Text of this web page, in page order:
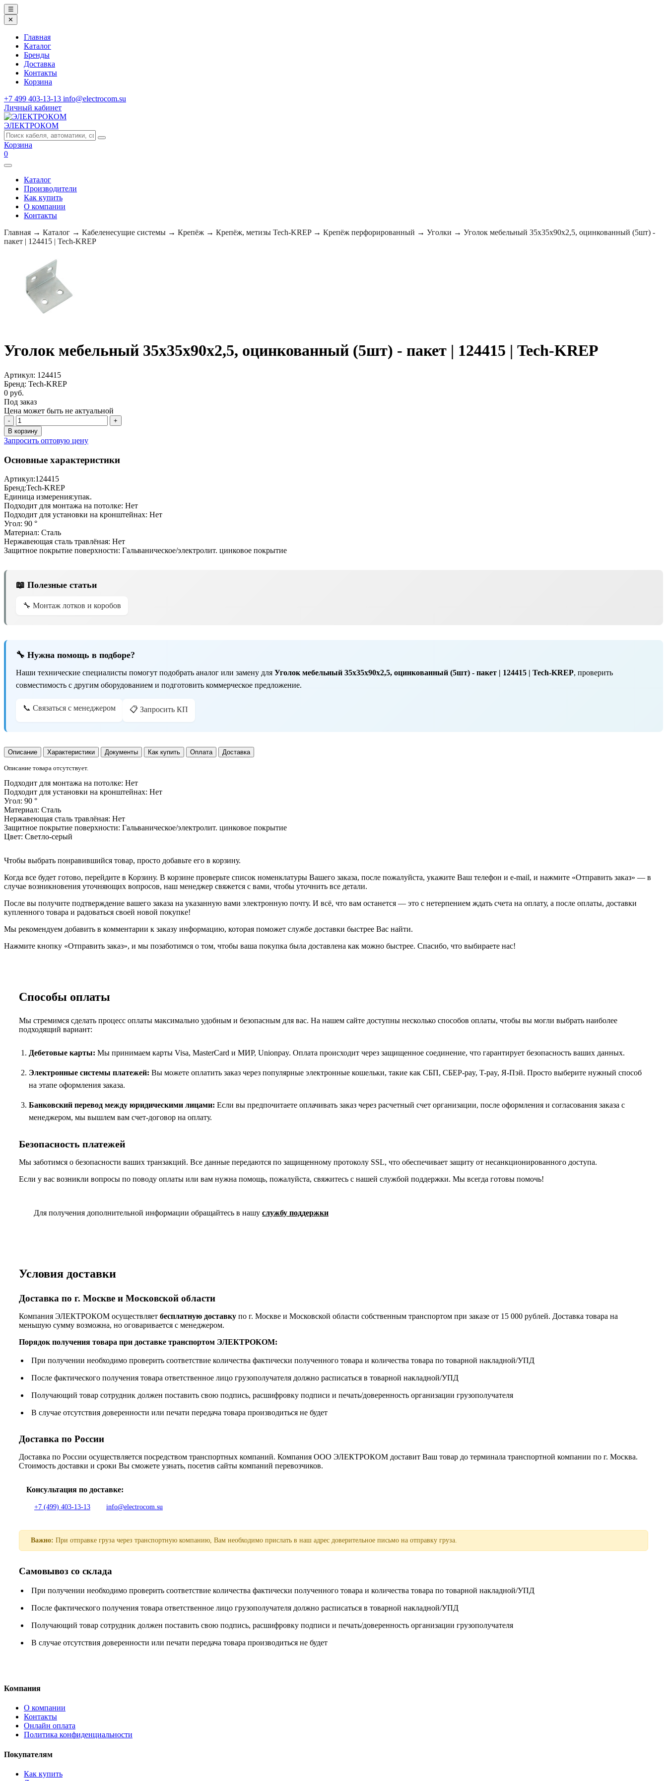
☰
✕
Главная
Каталог
Бренды
Доставка
Контакты
Корзина
+7 499 403-13-13 info@electrocom.su
Личный кабинет
ЭЛЕКТРОКОМ
Корзина
0
Каталог
Производители
Как купить
О компании
Контакты
Главная → Каталог → Кабеленесущие системы → Крепёж → Крепёж, метизы Tech-KREP→ Крепёж перфорированный → Уголки → Уголок мебельный 35х35х90х2,5, оцинкованный (5шт) -
пакет | 124415 | Tech-KREP
Уголок мебельный 35х35х90х2,5, оцинкованный (5шт) - пакет | 124415 | Tech-KREP
Артикул: 124415
Бренд: Tech-KREP
0 руб.
Под заказ
Цена может быть не актуальной
-
+
В корзину
Запросить оптовую цену
Основные характеристики
Артикул:124415
Бренд:Tech-KREP
Единица измерения:упак.
Подходит для монтажа на потолке: Нет
Подходит для установки на кронштейнах: Нет
Угол: 90 °
Материал: Сталь
Нержавеющая сталь травлёная: Нет
Защитное покрытие поверхности: Гальваническое/электролит. цинковое покрытие
📖 Полезные статьи
🔧 Монтаж лотков и коробов
🔧 Нужна помощь в подборе?
Наши технические специалисты помогут подобрать аналог или замену для Уголок мебельный 35х35х90х2,5, оцинкованный (5шт) - пакет | 124415 | Tech-KREP, проверить
совместимость с другим оборудованием и подготовить коммерческое предложение.
📞 Связаться с менеджером 📋 Запросить КП
Описание Характеристики Документы Как купить Оплата Доставка
Описание товара отсутствует.
Подходит для монтажа на потолке: Нет
Подходит для установки на кронштейнах: Нет
Угол: 90 °
Материал: Сталь
Нержавеющая сталь травлёная: Нет
Защитное покрытие поверхности: Гальваническое/электролит. цинковое покрытие
Цвет: Светло-серый
Чтобы выбрать понравившийся товар, просто добавьте его в корзину.
Когда все будет готово, перейдите в Корзину. В корзине проверьте список номенклатуры Вашего заказа, после пожалуйста, укажите Ваш телефон и e-mail, и нажмите «Отправить заказ» — в
случае возникновения уточняющих вопросов, наш менеджер свяжется с вами, чтобы уточнить все детали.
После вы получите подтверждение вашего заказа на указанную вами электронную почту. И всё, что вам останется — это с нетерпением ждать счета на оплату, а после оплаты, доставки
купленного товара и радоваться своей новой покупке!
Мы рекомендуем добавить в комментарии к заказу информацию, которая поможет службе доставки быстрее Вас найти.
Нажмите кнопку «Отправить заказ», и мы позаботимся о том, чтобы ваша покупка была доставлена как можно быстрее. Спасибо, что выбираете нас!
Способы оплаты
Мы стремимся сделать процесс оплаты максимально удобным и безопасным для вас. На нашем сайте доступны несколько способов оплаты, чтобы вы могли выбрать наиболее
подходящий вариант:
Дебетовые карты: Мы принимаем карты Visa, MasterCard и МИР, Unionpay. Оплата происходит через защищенное соединение, что гарантирует безопасность ваших данных.
Электронные системы платежей: Вы можете оплатить заказ через популярные электронные кошельки, такие как СБП, СБЕР-pay, T-pay, Я-Пэй. Просто выберите нужный способ
на этапе оформления заказа.
Банковский перевод между юридическими лицами: Если вы предпочитаете оплачивать заказ через расчетный счет организации, после оформления и согласования заказа с
менеджером, мы вышлем вам счет-договор на оплату.
Безопасность платежей
Мы заботимся о безопасности ваших транзакций. Все данные передаются по защищенному протоколу SSL, что обеспечивает защиту от несанкционированного доступа.
Если у вас возникли вопросы по поводу оплаты или вам нужна помощь, пожалуйста, свяжитесь с нашей службой поддержки. Мы всегда готовы помочь!
Для получения дополнительной информации обращайтесь в нашу службу поддержки
Условия доставки
Доставка по г. Москве и Московской области
Компания ЭЛЕКТРОКОМ осуществляет бесплатную доставку по г. Москве и Московской области собственным транспортом при заказе от 15 000 рублей. Доставка товара на
меньшую сумму возможна, но оговаривается с менеджером.
Порядок получения товара при доставке транспортом ЭЛЕКТРОКОМ:
При получении необходимо проверить соответствие количества фактически полученного товара и количества товара по товарной накладной/УПД
После фактического получения товара ответственное лицо грузополучателя должно расписаться в товарной накладной/УПД
Получающий товар сотрудник должен поставить свою подпись, расшифровку подписи и печать/доверенность организации грузополучателя
В случае отсутствия доверенности или печати передача товара производиться не будет
Доставка по России
Доставка по России осуществляется посредством транспортных компаний. Компания ООО ЭЛЕКТРОКОМ доставит Ваш товар до терминала транспортной компании по г. Москва.
Стоимость доставки и сроки Вы сможете узнать, посетив сайты компаний перевозчиков.
Консультация по доставке:
+7 (499) 403-13-13 info@electrocom.su
Важно: При отправке груза через транспортную компанию, Вам необходимо прислать в наш адрес доверительное письмо на отправку груза.
Самовывоз со склада
При получении необходимо проверить соответствие количества фактически полученного товара и количества товара по товарной накладной/УПД
После фактического получения товара ответственное лицо грузополучателя должно расписаться в товарной накладной/УПД
Получающий товар сотрудник должен поставить свою подпись, расшифровку подписи и печать/доверенность организации грузополучателя
В случае отсутствия доверенности или печати передача товара производиться не будет
Компания
О компании
Контакты
Онлайн оплата
Политика конфиденциальности
Покупателям
Как купить